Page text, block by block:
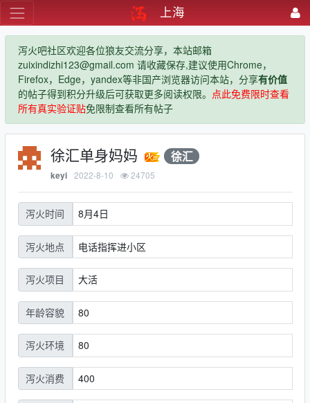
上海
泻火吧社区欢迎各位狼友交流分享，本站邮箱
zuixindizhi123@gmail.com 请收藏保存,建议使用Chrome，
Firefox，Edge，yandex等非国产浏览器访问本站，分享有价值
的帖子得到积分升级后可获取更多阅读权限。 点此免费限时查看
所有真实验证贴免限制查看所有帖子
徐汇单身妈妈 徐汇
keyi 2022-8-10 24705
泻火时间 8月4日
泻火地点 电话指挥进小区
泻火项目 大活
年龄容貌 80
泻火环境 80
泻火消费 400